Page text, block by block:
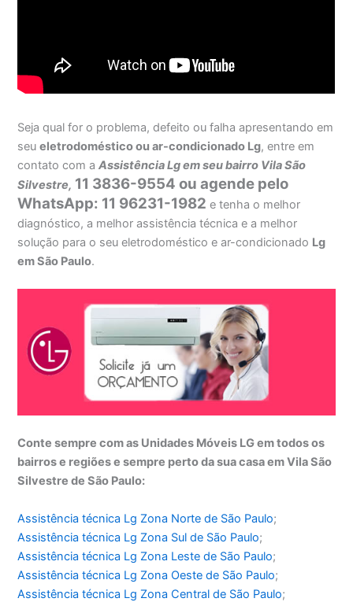
Seja qual for o problema, defeito ou falha apresentando em
seueletrodoméstico ou ar-condicionado Lg, entre em
contato com aAssistência Lg em seu bairro Vila São
Silvestre, 11 3836-9554 ou agende pelo
WhatsApp: 11 96231-1982 e tenha o melhor
diagnóstico, a melhor assistência técnica e a melhor
solução para o seu eletrodoméstico e ar-condicionado Lg
em São Paulo.
Conte sempre com as Unidades Móveis LG em todos os
bairros e regiões e sempre perto da sua casa em Vila São
Silvestre de São Paulo:
Assistência técnica Lg Zona Norte de São Paulo;
Assistência técnica Lg Zona Sul de São Paulo;
Assistência técnica Lg Zona Leste de São Paulo;
Assistência técnica Lg Zona Oeste de São Paulo;
Assistência técnica Lg Zona Central de São Paulo;